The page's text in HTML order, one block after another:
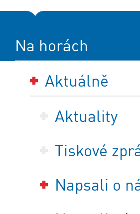
Na horách
Aktuálně
Aktuality
Tiskové
Napsali o